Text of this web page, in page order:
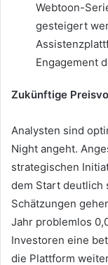
Webtoon-
gesteigert
Engagement
Zukünftige
Analysten sind
Night angeht.
strategischen
dem Start deutlich
Schätzungen
Jahr problemlos
Investoren eine
die Plattform